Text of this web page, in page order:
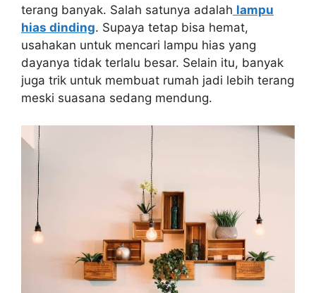
terang banyak. Salah satunya adalah lampu
hias dinding. Supaya tetap bisa hemat,
usahakan untuk mencari lampu hias yang
dayanya tidak terlalu besar. Selain itu, banyak
juga trik untuk membuat rumah jadi lebih terang
meski suasana sedang mendung.